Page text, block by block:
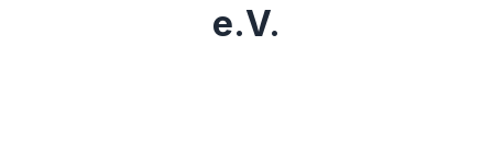
e.V.